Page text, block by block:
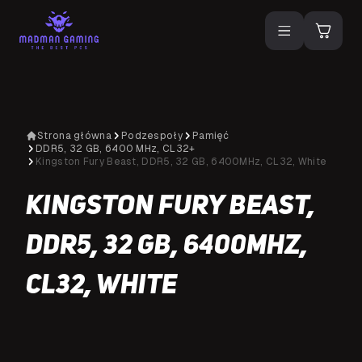
Strona główna Podzespoły
Pamięć
DDR5, 32 GB, 6400 MHz, CL32+
Kingston Fury Beast, DDR5, 32 GB, 6400MHz, CL32, White
Kingston Fury Beast,
DDR5, 32 GB, 6400MHz,
CL32, White